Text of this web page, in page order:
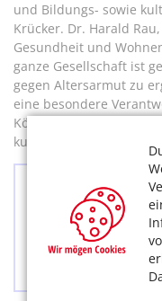
und Bildungs- sowie
Krücker. Dr. Harald
Gesundheit und
ganze Gesellschaft ist
gegen Altersarmut zu
eine besondere
Köln-Pass mit
kulturellen Leben
"Was soll man
alles kaufen.“
87-